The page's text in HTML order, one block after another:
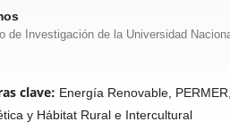
de Investigación de la Universidad
clave: Energía Renovable,
y Hábitat Rural e Intercultural